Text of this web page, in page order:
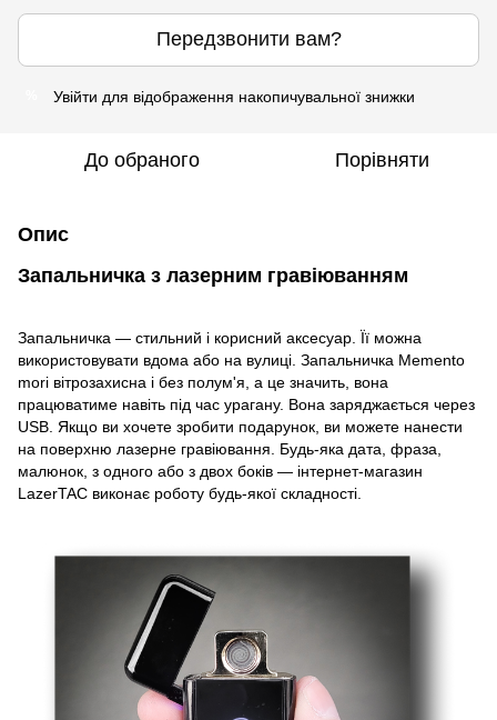
Передзвонити вам?
Увійти для відображення накопичувальної знижки
До обраного Порівняти
Опис
Запальничка з лазерним гравіюванням
Запальничка — стильний і корисний аксесуар. Її можна
використовувати вдома або на вулиці. Запальничка Memento
mori вітрозахисна і без полум'я, а це значить, вона
працюватиме навіть під час урагану. Вона заряджається через
USB. Якщо ви хочете зробити подарунок, ви можете нанести
на поверхню лазерне гравіювання. Будь-яка дата, фраза,
малюнок, з одного або з двох боків — інтернет-магазин
LazerTAC виконає роботу будь-якої складності.